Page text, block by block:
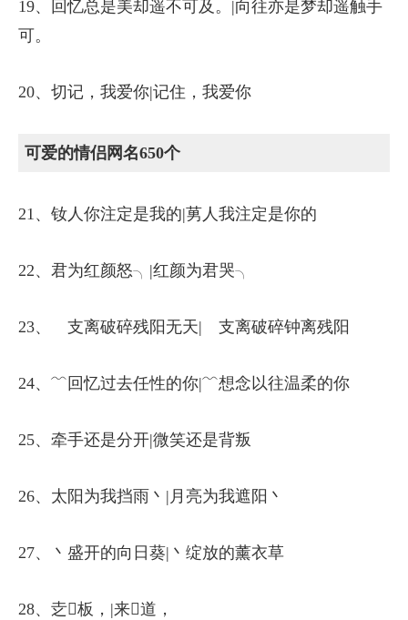
19、回忆总是美却遥不可及。|向往亦是梦却遥触手
可。
20、切记，我爱你|记住，我爱你
可爱的情侣网名650个
21、钕人你注定是我的|莮人我注定是你的
22、君为红颜怒╮|红颜为君哭╮
23、ゞ支离破碎残阳无天|ゞ支离破碎钟离残阳
24、﹌回忆过去任性的你|﹌想念以往温柔的你
25、牵手还是分开|微笑还是背叛
26、太阳为我挡雨丶|月亮为我遮阳丶
27、丶盛开的向日葵|丶绽放的薰衣草
28、赱板，|来道，